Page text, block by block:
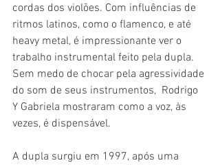
cordas dos violões. Com influências de
ritmos latinos, como o flamenco, e até
heavy metal, é impressionante ver o
trabalho instrumental feito pela dupla.
Sem medo de chocar pela agressividade
do som de seus instrumentos,  Rodrigo
Y Gabriela mostraram como a voz, às
vezes, é dispensável.
A dupla surgiu em 1997, após uma